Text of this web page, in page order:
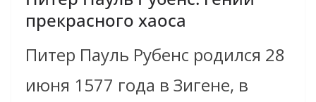
прекрасного хаоса
Питер Пауль Рубенс родился 28
июня 1577 года в Зигене, в